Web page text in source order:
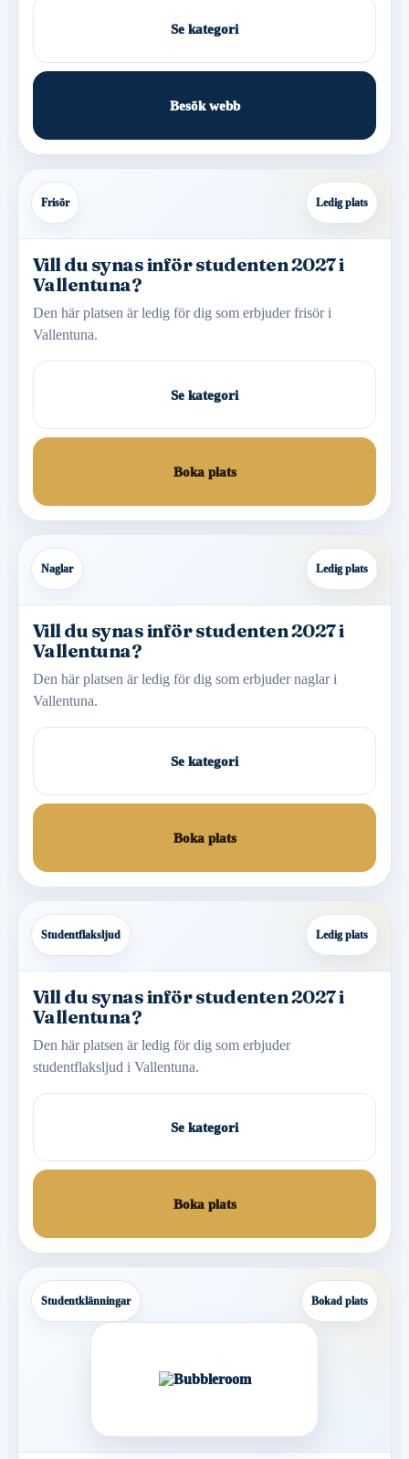
Se kategori
Besök webb
Frisör Ledig plats
Vill du synas inför studenten 2027 i
Vallentuna?
Den här platsen är ledig för dig som erbjuder frisör i
Vallentuna.
Se kategori
Boka plats
Naglar Ledig plats
Vill du synas inför studenten 2027 i
Vallentuna?
Den här platsen är ledig för dig som erbjuder naglar i
Vallentuna.
Se kategori
Boka plats
Studentflaksljud Ledig plats
Vill du synas inför studenten 2027 i
Vallentuna?
Den här platsen är ledig för dig som erbjuder
studentflaksljud i Vallentuna.
Se kategori
Boka plats
Studentklänningar Bokad plats